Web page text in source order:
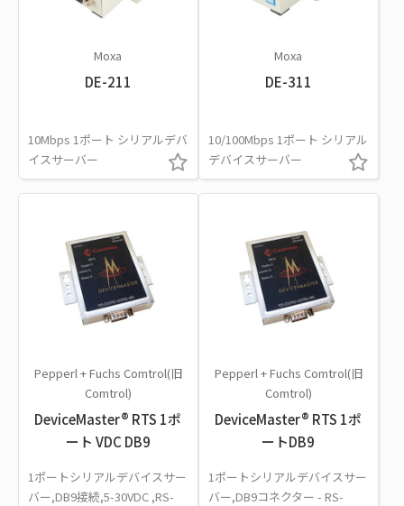
Moxa
DE-211
10Mbps 1ポート シリアルデバ
イスサーバー
Moxa
DE-311
10/100Mbps 1ポート シリアル
デバイスサーバー
Pepperl + Fuchs Comtrol(旧
Comtrol)
DeviceMaster® RTS 1ポ
ート VDC DB9
1ポートシリアルデバイスサー
バー,DB9接続,5-30VDC ,RS-
Pepperl + Fuchs Comtrol(旧
Comtrol)
DeviceMaster® RTS 1ポ
ートDB9
1ポートシリアルデバイスサー
バー,DB9コネクター - RS-